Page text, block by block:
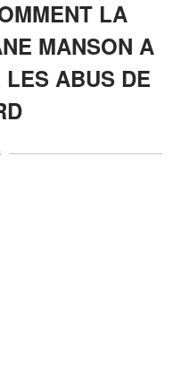
LA
MANSON A
LES ABUS DE